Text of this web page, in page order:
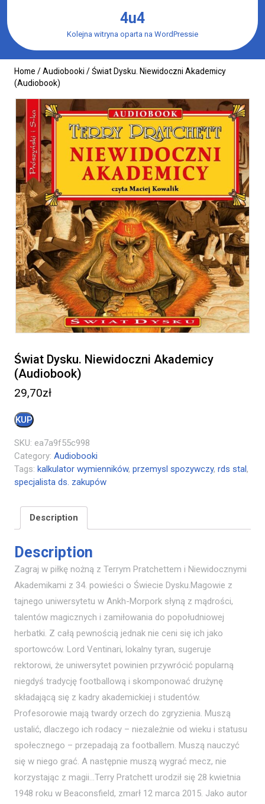
content
4u4
Kolejna witryna oparta na WordPressie
Home /Audiobooki / Świat Dysku. Niewidoczni Akademicy
(Audiobook)
Świat Dysku. Niewidoczni Akademicy
(Audiobook)
29,70zł
KUP
SKU: ea7a9f55c998
Category: Audiobooki
Tags: kalkulator wymienników, przemysl spozywczy, rds stal,
specjalista ds. zakupów
Description
Description
Zagraj w piłkę nożną z Terrym Pratchettem i Niewidocznymi
Akademikami z 34. powieści o Świecie Dysku.Magowie z
tajnego uniwersytetu w Ankh-Morpork słyną z mądrości,
talentów magicznych i zamiłowania do popołudniowej
herbatki. Z całą pewnością jednak nie ceni się ich jako
sportowców. Lord Ventinari, lokalny tyran, sugeruje
rektorowi, że uniwersytet powinien przywrócić popularną
niegdyś tradycję footballową i skomponować drużynę
składającą się z kadry akademickiej i studentów.
Profesorowie mają twardy orzech do zgryzienia. Muszą
ustalić, dlaczego ich rodacy – niezależnie od wieku i statusu
społecznego – przepadają za footballem. Muszą nauczyć
się w niego grać. A następnie muszą wygrać mecz, nie
korzystając z magii…Terry Pratchett urodził się 28 kwietnia
1948 roku w Beaconsfield, zmarł 12 marca 2015. Jako autor